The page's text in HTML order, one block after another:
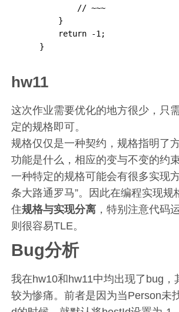
// ~~~
}
return -1;
}
hw11
这次作业需要优化的地方很少，只
定的规格即可。
规格仅仅是一种契约，规格指明了
功能是什么，相应的变与不变的约
一种特定的规格可能会有很多实现
条大路通罗马”。因此在编程实现规
住规格与实现分离 ，特别注意代码
则很容易TLE。
Bug分析
我在hw10和hw11中均出现了bug，
较为惨痛。前者是因为当Person未